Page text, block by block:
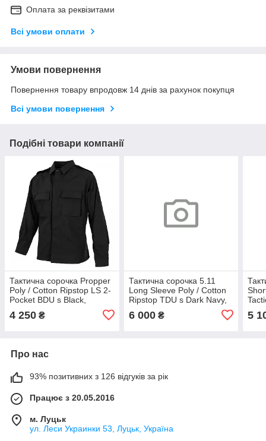
Оплата за реквізитами
Всі умови оплати
Умови повернення
Повернення товару впродовж 14 днів за рахунок покупця
Всі умови повернення
Подібні товари компанії
Тактична сорочка Propper
Poly / Cotton Ripstop LS 2-
Pocket BDU s Black,
оригінал. Доставка з США/
ЄС протягом 14 днів
4 250 ₴
Тактична сорочка 5.11
Long Sleeve Poly / Cotton
Ripstop TDU s Dark Navy,
оригінал. Доставка з США/
ЄС протягом 14 днів
6 000₴
ЄС
5
Про нас
93% позитивних з 126 відгуків за рік
Працює з 20.05.2016
м. Луцьк
ул. Леси Украинки 53, Луцьк, Україна